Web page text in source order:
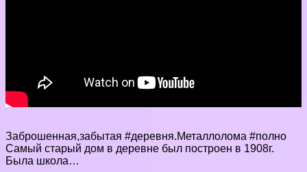
Заброшенная,забытая #деревня.Металлолома #полно
Самый старый дом в деревне был построен в 1908г.
Была школа…